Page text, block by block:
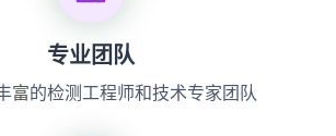
专业团队
富的检测工程师和技术专家团队